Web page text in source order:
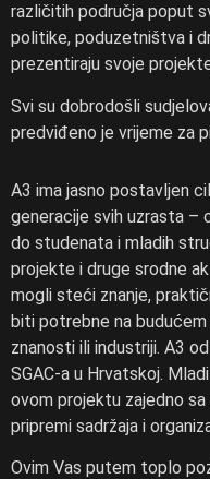
različitih područja poput
politike, poduzetništva i
prezentiraju svoje
Svi su dobrodošli
predviđeno je vrijeme za
A3 ima jasno postavljen
generacije svih uzrasta –
do studenata i mladih
projekte i druge srodne
mogli steći znanje,
biti potrebne na
znanosti ili industriji. A3
SGAC-a u Hrvatskoj.
ovom projektu zajedno
pripremi sadržaja i
Ovim Vas putem toplo